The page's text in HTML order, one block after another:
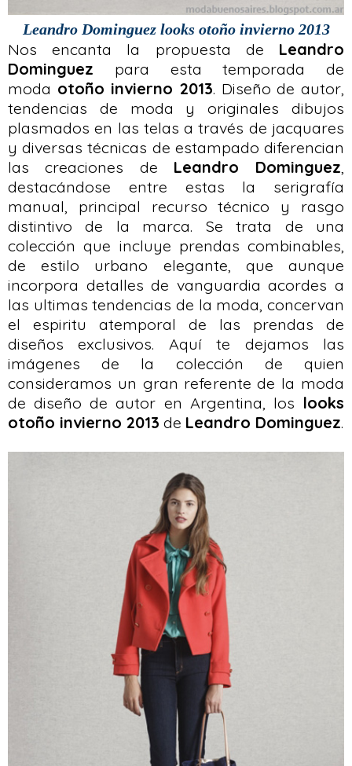
Leandro Dominguez looks otoño invierno 2013
Nos encanta la propuesta de Leandro
Dominguez para esta temporada de
moda otoño invierno 2013. Diseño de autor,
tendencias de moda y originales dibujos
plasmados en las telas a través de jacquares
y diversas técnicas de estampado diferencian
las creaciones de Leandro Dominguez,
destacándose entre estas la serigrafía
manual, principal recurso técnico y rasgo
distintivo de la marca. Se trata de una
colección que incluye prendas combinables,
de estilo urbano elegante, que aunque
incorpora detalles de vanguardia acordes a
las ultimas tendencias de la moda, concervan
el espiritu atemporal de las prendas de
diseños exclusivos. Aquí te dejamos las
imágenes de la colección de quien
consideramos un gran referente de la moda
de diseño de autor en Argentina, los looks
otoño invierno 2013 de Leandro Dominguez.